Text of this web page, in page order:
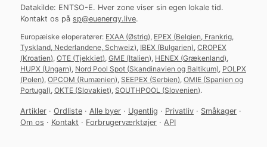
Datakilde: ENTSO-E. Hver zone viser sin egen lokale tid.
Kontakt os på sp@euenergy.live.
Europæiske eloperatører: EXAA (Østrig) EPEX (Belgien, Frankrig,
Tyskland, Nederlandene, Schweiz) IBEX (Bulgarien) CROPEX
(Kroatien) OTE (Tjekkiet) GME (Italien) HENEX (Grækenland)
HUPX (Ungarn) Nord Pool Spot (Skandinavien og Baltikum) POLPX
(Polen) OPCOM (Rumænien) SEEPEX (Serbien) OMIE (Spanien og
Portugal) OKTE (Slovakiet) SOUTHPOOL (Slovenien).
Artikler · Ordliste · Alle byer · Ugentlig · Privatliv · Småkager ·
Om os · Kontakt · Forbrugerværktøjer · API